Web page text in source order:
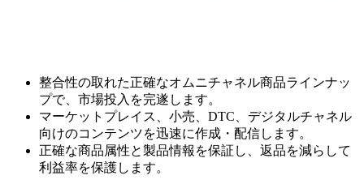
整合性の取れた正確なオムニチャネル商品ラインナッ
プで、市場投入を完遂します。
マーケットプレイス、小売、DTC、デジタルチャネル
向けのコンテンツを迅速に作成・配信します。
正確な商品属性と製品情報を保証し、返品を減らして
利益率を保護します。